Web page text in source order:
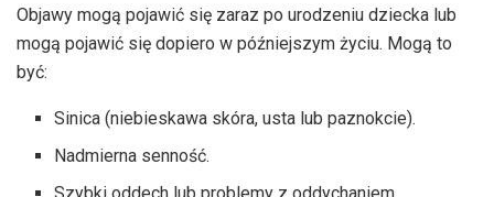
Objawy mogą pojawić się zaraz po urodzeniu dziecka lub
mogą pojawić się dopiero w późniejszym życiu. Mogą to
być:
Sinica (niebieskawa skóra, usta lub paznokcie).
Nadmierna senność.